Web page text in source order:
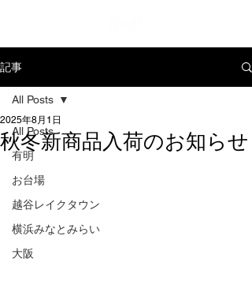
記事
All Posts
有明
お台場
越谷レイクタウン
横浜みなとみらい
大阪
All Posts
秋冬新商品入荷のお知らせ
2025年8月1日